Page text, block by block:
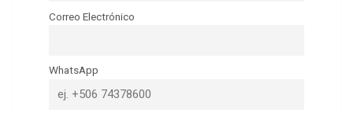
Correo Electrónico
WhatsApp